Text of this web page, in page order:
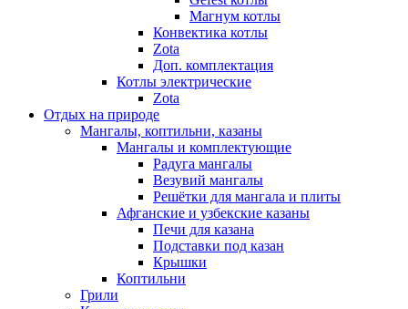
Магнум котлы
Конвектика котлы
Zota
Доп. комплектация
Котлы электрические
Zota
Отдых на природе
Мангалы, коптильни, казаны
Мангалы и комплектующие
Радуга мангалы
Везувий мангалы
Решётки для мангала и плиты
Афганские и узбекские казаны
Печи для казана
Подставки под казан
Крышки
Коптильни
Грили